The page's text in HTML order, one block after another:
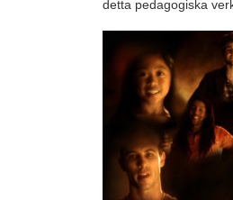
detta pedagogiska